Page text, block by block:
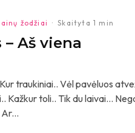
žodžiai · Skaityta 1 min
Aš viena
traukiniai.. Vėl pavėluos
Kažkur toli.. Tik du laivai…